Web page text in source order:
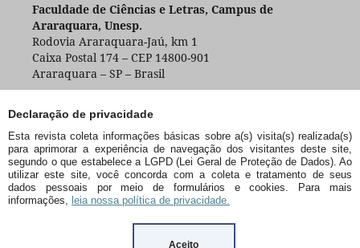
Declaração de privacidade
Esta revista coleta informações básicas sobre a(s) visita(s) realizada(s)
para aprimorar a experiência de navegação dos visitantes deste site,
segundo o que estabelece a LGPD (Lei Geral de Proteção de Dados). Ao
utilizar este site, você concorda com a coleta e tratamento de seus
dados pessoais por meio de formulários e cookies. Para mais
informações, leia nossa política de privacidade.
Aceito
Faculdade de Ciências e Letras, Campus de
Araraquara, Unesp.
Rodovia Araraquara-Jaú, km 1
Caixa Postal 174 – CEP 14800-901
Araraquara – SP – Brasil